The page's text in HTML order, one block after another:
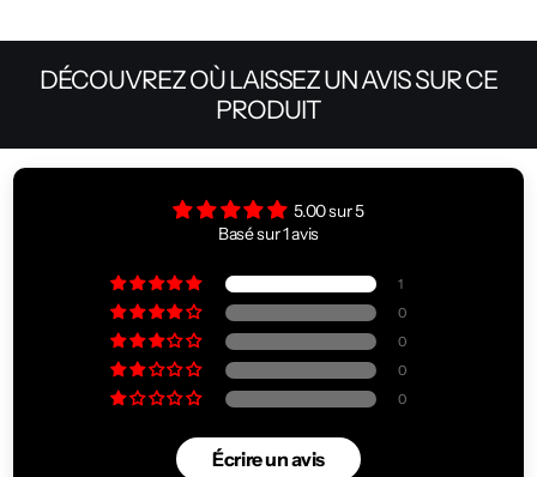
DÉCOUVREZ OÙ LAISSEZ UN AVIS SUR CE
PRODUIT
5.00 sur 5
Basé sur 1 avis
1
0
0
0
0
Écrire un avis